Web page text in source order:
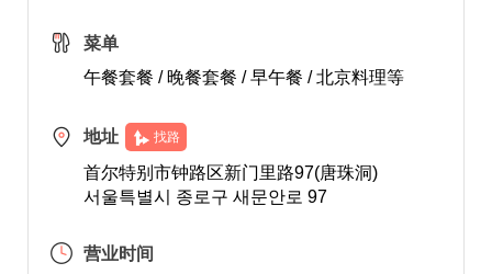
菜单
午餐套餐 / 晚餐套餐 / 早午餐 / 北京料理等
地址 找路
首尔特别市钟路区新门里路97(唐珠洞)
서울특별시 종로구 새문안로 97
营业时间